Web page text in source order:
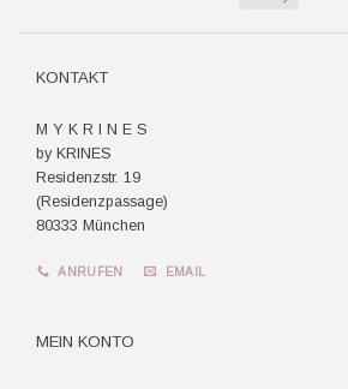
KONTAKT
M Y K R I N E S
by KRINES
Residenzstr. 19
(Residenzpassage)
80333 München
ANRUFEN EMAIL
MEIN KONTO